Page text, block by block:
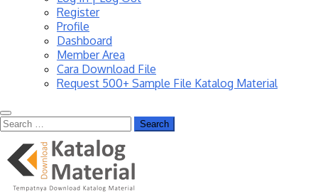
Register
Profile
Dashboard
Member Area
Cara Download File
Request 500+ Sample File Katalog Material